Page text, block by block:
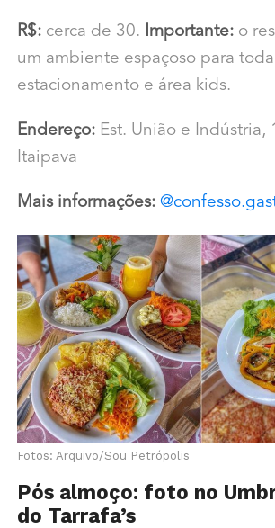
R$:cerca de 30. Importante:o
um ambiente espaçoso para
estacionamento e área kids.
Endereço:Est. União e Indústria,
Itaipava
Mais informações:
Fotos: Arquivo/Sou Petrópolis
Pós almoço: foto no
do Tarrafa’s